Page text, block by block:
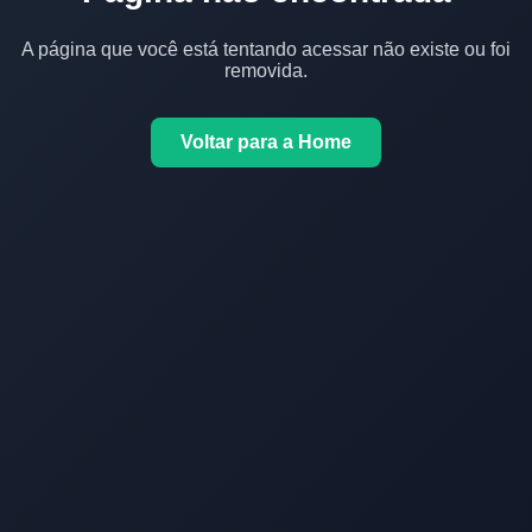
A página que você está tentando acessar não existe ou foi
removida.
Voltar para a Home